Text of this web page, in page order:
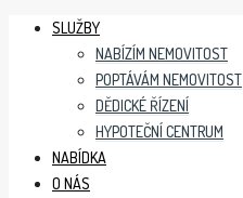
SLUŽBY
NABÍZÍM NEMOVITOST
POPTÁVÁM NEMOVITOST
DĚDICKÉ ŘÍZENÍ
HYPOTEČNÍ CENTRUM
NABÍDKA
O NÁS